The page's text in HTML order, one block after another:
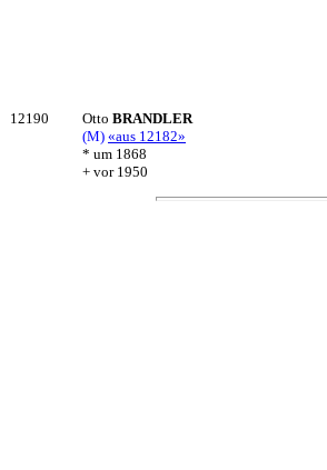
12190 Otto BRANDLER
(M) «aus 12182»
* um 1868
+ vor 1950